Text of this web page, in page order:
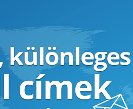
különleges
címek